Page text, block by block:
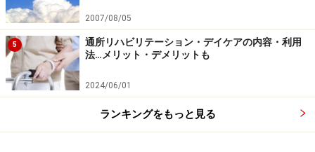
かなる損害についても、当社、各ガイド、その他当社と契約した
情報提供者は一切の責任を負いかねます。
免責事項
【編集部おすすめの購入サイト】
Amazonで介護用品をチェック！
2007/08/05
5
通所リハビリテーション・デイケアの内容・利用
法…メリット・デメリットも
2024/06/01
ランキングをもっと見る